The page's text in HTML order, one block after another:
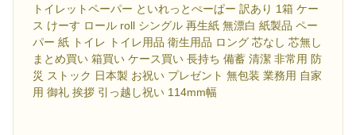
トイレットペーパー といれっとぺーぱー 訳あり 1箱 ケー
ス けーす ロール roll シングル 再生紙 無漂白 紙製品 ペー
パー 紙 トイレ トイレ用品 衛生用品 ロング 芯なし 芯無し
まとめ買い 箱買い ケース買い 長持ち 備蓄 清潔 非常用 防
災 ストック 日本製 お祝い プレゼント 無包装 業務用 自家
用 御礼 挨拶 引っ越し祝い 114mm幅